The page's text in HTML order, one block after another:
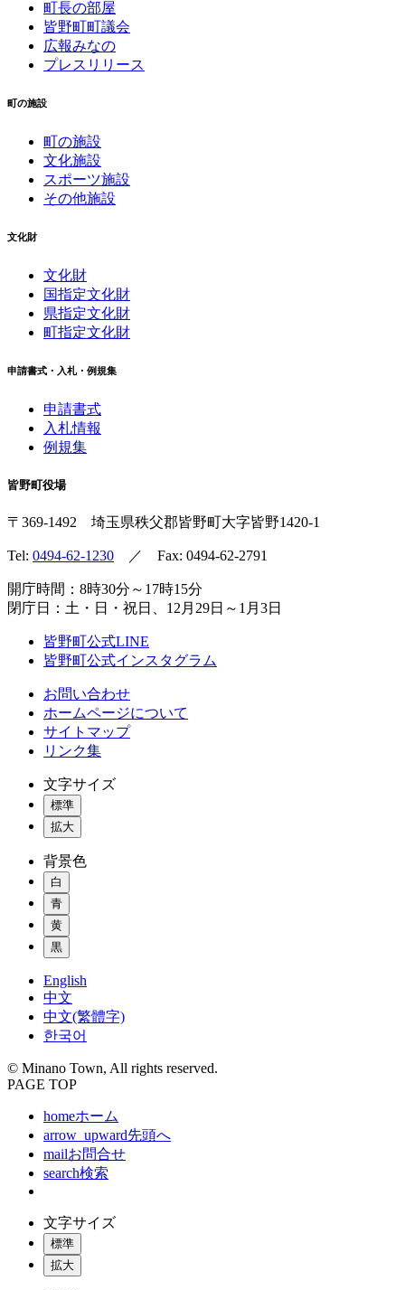
町長の部屋
皆野町町議会
広報みなの
プレスリリース
町の施設
町の施設
文化施設
スポーツ施設
その他施設
文化財
文化財
国指定文化財
県指定文化財
町指定文化財
申請書式・入札・例規集
申請書式
入札情報
例規集
皆野町役場
〒369-1492 埼玉県秩父郡皆野町大字皆野1420-1
Tel: 0494-62-1230 ／ Fax: 0494-62-2791
開庁時間：8時30分～17時15分
閉庁日：土・日・祝日、12月29日～1月3日
皆野町公式LINE
皆野町公式インスタグラム
お問い合わせ
ホームページについて
サイトマップ
リンク集
文字サイズ
標準
拡大
背景色
白
青
黄
黒
English
中文
中文(繁體字)
한국어
© Minano Town, All rights reserved.
PAGE TOP
homeホーム
arrow_upward先頭へ
mailお問合せ
search検索
文字サイズ
標準
拡大